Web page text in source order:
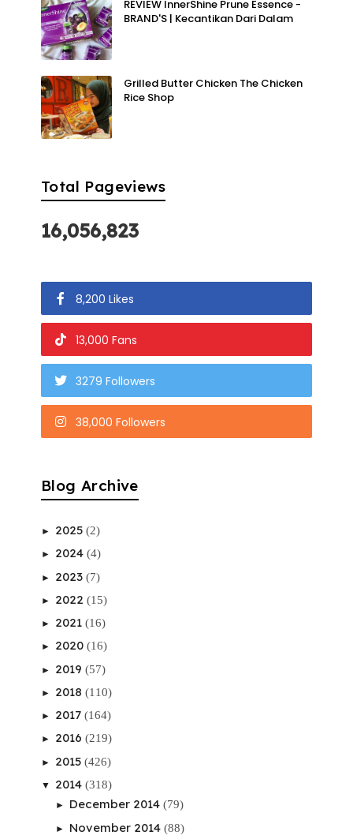
REVIEW InnerShine Prune Essence -
BRAND'S | Kecantikan Dari Dalam
Grilled Butter Chicken The Chicken
Rice Shop
Total Pageviews
16,056,823
8,200 Likes
13,000 Fans
3279 Followers
38,000 Followers
Blog Archive
► 2025 (2)
► 2024 (4)
► 2023 (7)
► 2022 (15)
► 2021 (16)
► 2020 (16)
► 2019 (57)
► 2018 (110)
► 2017 (164)
► 2016 (219)
► 2015 (426)
▼ 2014 (318)
► December 2014 (79)
► November 2014 (88)